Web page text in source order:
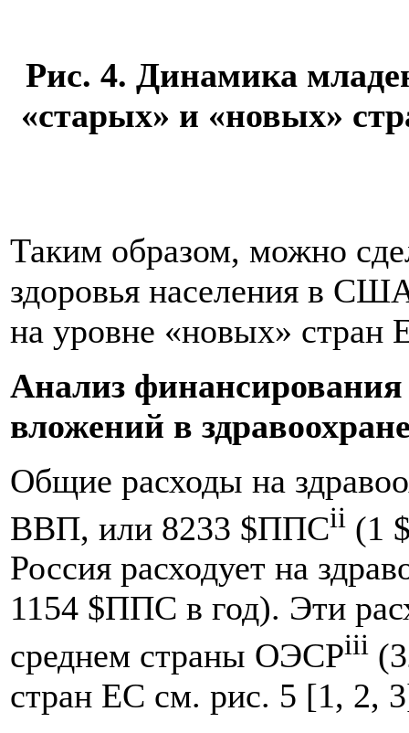
Рис. 4. Динамика
«старых» и «новых»
Таким образом, можно
здоровья населения в
на уровне «новых»
Анализ
вложений в
Общие расходы на
ВВП, или 8233 $ППСii (1
Россия расходует на
1154 $ППС в год). Эти
среднем страны ОЭСРiii
стран ЕС см. рис. 5 [1, 2,